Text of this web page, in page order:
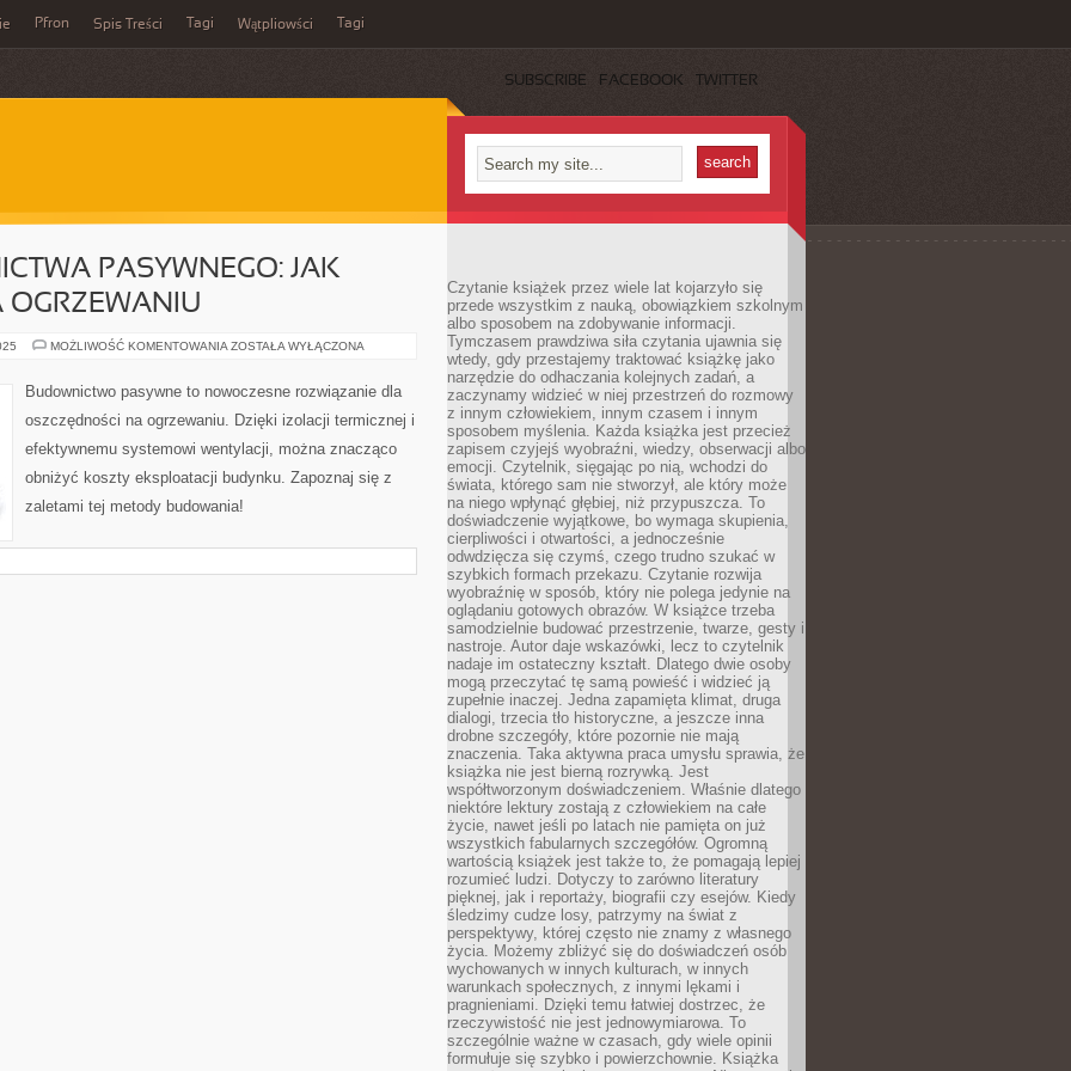
Pfron Spis Treści Tagi Wątpliowści Tagi
SUBSCRIBE FACEBOOK TWITTER
PASYWNEGO: JAK
MOŻLIWOŚĆ KOMENTOWANIA ZALETY
OSZCZĘDZAĆ
OGRZEWANIU
ZOSTAŁA WYŁĄCZONA
Budownictwo pasywne to nowoczesne rozwiązanie dla
oszczędności na ogrzewaniu. Dzięki izolacji termicznej i
efektywnemu systemowi wentylacji, można znacząco
obniżyć koszty eksploatacji budynku. Zapoznaj się z
zaletami tej metody budowania!
Czytanie książek przez wiele lat kojarzyło się
przede wszystkim z nauką, obowiązkiem szkolnym
albo sposobem na zdobywanie informacji.
Tymczasem prawdziwa siła czytania ujawnia się
wtedy, gdy przestajemy traktować książkę jako
narzędzie do odhaczania kolejnych zadań, a
zaczynamy widzieć w niej przestrzeń do rozmowy
z innym człowiekiem, innym czasem i innym
sposobem myślenia. Każda książka jest przecież
zapisem czyjejś wyobraźni, wiedzy, obserwacji albo
emocji. Czytelnik, sięgając po nią, wchodzi do
świata, którego sam nie stworzył, ale który może
na niego wpłynąć głębiej, niż przypuszcza. To
doświadczenie wyjątkowe, bo wymaga skupienia,
cierpliwości i otwartości, a jednocześnie
odwdzięcza się czymś, czego trudno szukać w
szybkich formach przekazu. Czytanie rozwija
wyobraźnię w sposób, który nie polega jedynie na
oglądaniu gotowych obrazów. W książce trzeba
samodzielnie budować przestrzenie, twarze, gesty i
nastroje. Autor daje wskazówki, lecz to czytelnik
nadaje im ostateczny kształt. Dlatego dwie osoby
mogą przeczytać tę samą powieść i widzieć ją
zupełnie inaczej. Jedna zapamięta klimat, druga
dialogi, trzecia tło historyczne, a jeszcze inna
drobne szczegóły, które pozornie nie mają
znaczenia. Taka aktywna praca umysłu sprawia, że
książka nie jest bierną rozrywką. Jest
współtworzonym doświadczeniem. Właśnie dlatego
niektóre lektury zostają z człowiekiem na całe
życie, nawet jeśli po latach nie pamięta on już
wszystkich fabularnych szczegółów. Ogromną
wartością książek jest także to, że pomagają lepiej
rozumieć ludzi. Dotyczy to zarówno literatury
pięknej, jak i reportaży, biografii czy esejów. Kiedy
śledzimy cudze losy, patrzymy na świat z
perspektywy, której często nie znamy z własnego
życia. Możemy zbliżyć się do doświadczeń osób
wychowanych w innych kulturach, w innych
warunkach społecznych, z innymi lękami i
pragnieniami. Dzięki temu łatwiej dostrzec, że
rzeczywistość nie jest jednowymiarowa. To
szczególnie ważne w czasach, gdy wiele opinii
formułuje się szybko i powierzchownie. Książka